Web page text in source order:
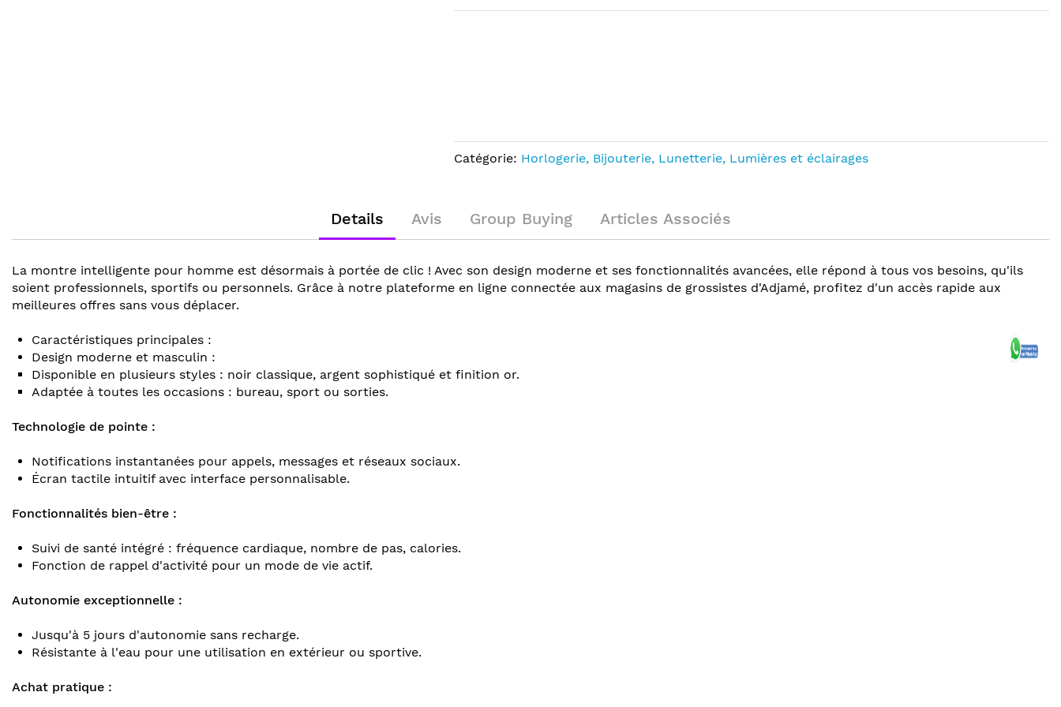
Catégorie: Horlogerie, Bijouterie, Lunetterie, Lumières et éclairages
Details
La montre intelligente pour homme est désormais à portée de clic ! Avec son design moderne et ses fonctionnalités avancées, elle répond à tous vos besoins, qu'ils
soient professionnels, sportifs ou personnels. Grâce à notre plateforme en ligne connectée aux magasins de grossistes d'Adjamé, profitez d'un accès rapide aux
meilleures offres sans vous déplacer.
Caractéristiques principales :
Design moderne et masculin :
Disponible en plusieurs styles : noir classique, argent sophistiqué et finition or.
Adaptée à toutes les occasions : bureau, sport ou sorties.
Technologie de pointe :
Notifications instantanées pour appels, messages et réseaux sociaux.
Écran tactile intuitif avec interface personnalisable.
Fonctionnalités bien-être :
Suivi de santé intégré : fréquence cardiaque, nombre de pas, calories.
Fonction de rappel d'activité pour un mode de vie actif.
Autonomie exceptionnelle :
Jusqu'à 5 jours d'autonomie sans recharge.
Résistante à l'eau pour une utilisation en extérieur ou sportive.
Achat pratique :
Avis Group Buying Articles Associés